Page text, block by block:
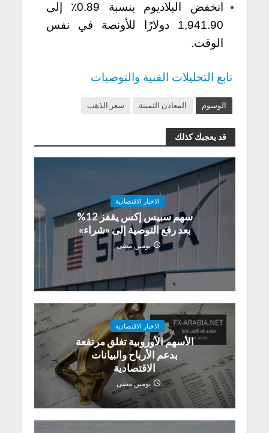
انخفض البلاديوم بنسبة 0.89٪ إلى
1,941.90 دولارًا للأونصة في نفس
الوقت.
تابع التحليلات الفنية والتوصيات
الوسوم المعادن الثمينة سعر الذهب
قد يعجبك كذلك
الاخبار الاقتصادية
سهم سبيس إكس يقفز 12%
بعد رفع التوصية إلى «شراء»
يومين مضى
الاخبار الاقتصادية
الأسهم الأوروبية تغلق مرتفعة
بدعم الأرباح والبيانات
الاقتصادية
يومين مضى